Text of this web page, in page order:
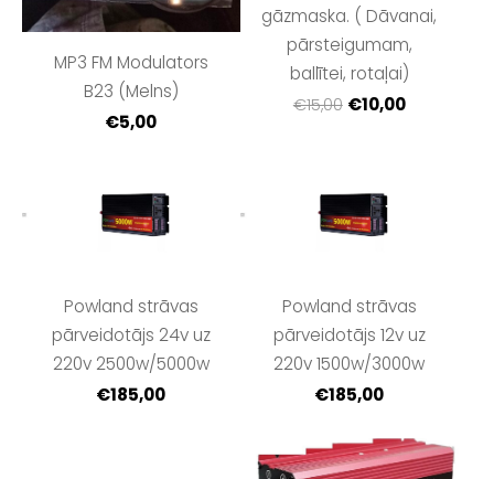
MP3 FM Modulators
B23 (Melns)
€5,00
gāzmaska. ( Dāvanai,
pārsteigumam,
ballītei, rotaļai)
€15,00 €10,00
Powland strāvas
pārveidotājs 24v uz
220v 2500w/5000w
€185,00
Powland strāvas
pārveidotājs 12v uz
220v 1500w/3000w
€185,00